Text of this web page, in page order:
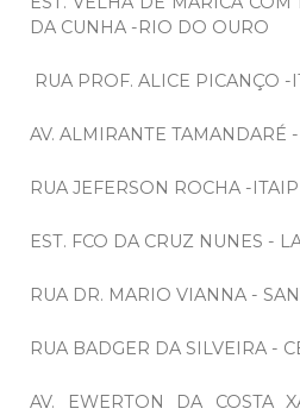
DA CUNHA -RIO DO OURO
RUA PROF. ALICE PICANÇO -
AV. ALMIRANTE TAMANDARÉ
RUA JEFERSON ROCHA -
EST. FCO DA CRUZ NUNES -
RUA DR. MARIO VIANNA -
RUA BADGER DA SILVEIRA -
AV. EWERTON DA COSTA